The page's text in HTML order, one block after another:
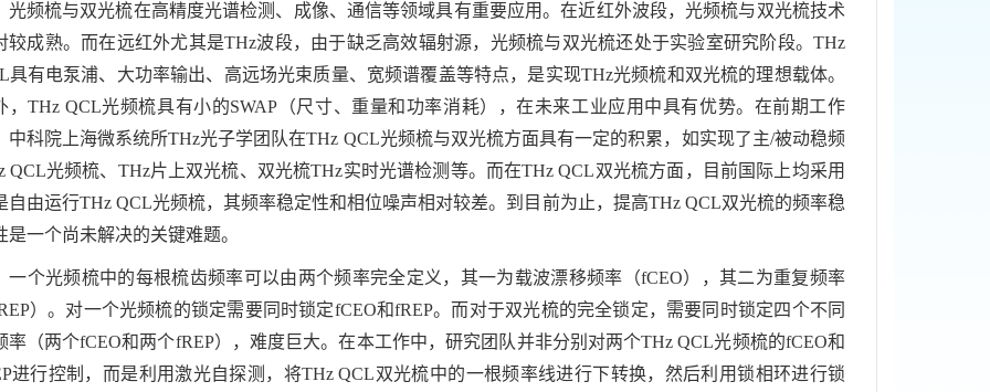
梳与双光梳在高精度光谱检测、成像、通信等领域具有重要应用。在近红外波段，光频梳与双光梳技术
较成熟。而在远红外尤其是THz波段，由于缺乏高效辐射源，光频梳与双光梳还处于实验室研究阶段。THz
具有电泵浦、大功率输出、高远场光束质量、宽频谱覆盖等特点，是实现THz光频梳和双光梳的理想载体。
，THz QCL光频梳具有小的SWAP（尺寸、重量和功率消耗），在未来工业应用中具有优势。在前期工作
中科院上海微系统所THz光子学团队在THz QCL光频梳与双光梳方面具有一定的积累，如实现了主/被动稳频
QCL光频梳、THz片上双光梳、双光梳THz实时光谱检测等。而在THz QCL双光梳方面，目前国际上均采用
自由运行THz QCL光频梳，其频率稳定性和相位噪声相对较差。到目前为止，提高THz QCL双光梳的频率稳
是一个尚未解决的关键难题。
光频梳中的每根梳齿频率可以由两个频率完全定义，其一为载波漂移频率（fCEO），其二为重复频率
）。对一个光频梳的锁定需要同时锁定fCEO和fREP。而对于双光梳的完全锁定，需要同时锁定四个不同
率（两个fCEO和两个fREP），难度巨大。在本工作中，研究团队并非分别对两个THz QCL光频梳的fCEO和
进行控制，而是利用激光自探测，将THz QCL双光梳中的一根频率线进行下转换，然后利用锁相环进行锁